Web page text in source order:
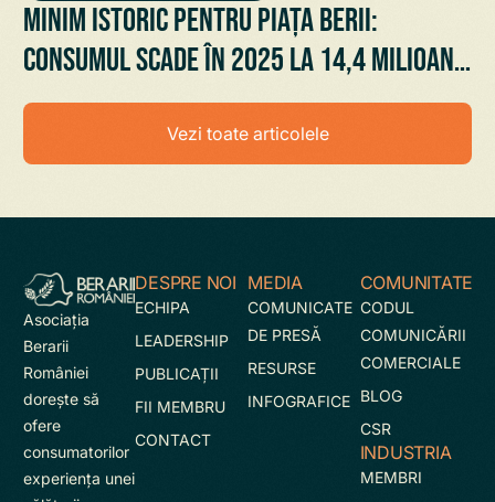
Minim istoric pentru piața berii:
consumul scade în 2025 la 14,4 milioane
hectolitri, cel mai mic nivel din ultimii
Vezi toate articolele
Asociaţia
Berarii
României
doreşte să
ofere
consumatorilor
experienţa unei
DESPRE NOI
ECHIPA
LEADERSHIP
PUBLICAȚII
FII MEMBRU
CONTACT
MEDIA
COMUNICATE
DE PRESĂ
RESURSE
INFOGRAFICE
COMUNITATE
CODUL
COMUNICĂRII
COMERCIALE
BLOG
CSR
INDUSTRIA
MEMBRI